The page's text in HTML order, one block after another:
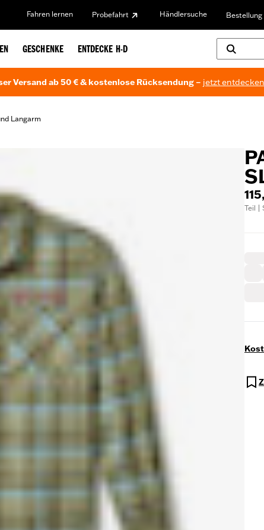
Fahren lernen Probefahrt Händlersuche
GESCHENKE ENTDECKE H-D
Versand ab 50 € & kostenlose Rücksendung – jetzt entdecken
Langarm
Teil |